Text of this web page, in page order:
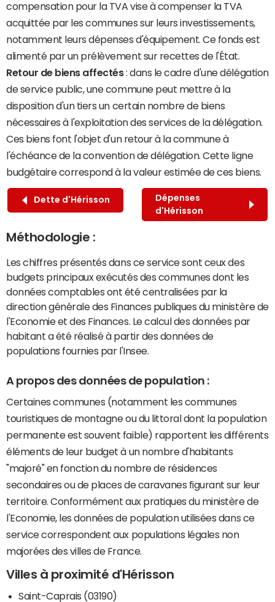
compensation pour la TVA vise à compenser la TVA
acquittée par les communes sur leurs investissements,
notamment leurs dépenses d'équipement. Ce fonds est
alimenté par un prélèvement sur recettes de l'État.
Retour de biens affectés: dans le cadre d'une délégation
de service public, une commune peut mettre à la
disposition d'un tiers un certain nombre de biens
nécessaires à l'exploitation des services de la délégation.
Ces biens font l'objet d'un retour à la commune à
l'échéance de la convention de délégation. Cette ligne
budgétaire correspond à la valeur estimée de ces biens.
Dette d'Hérisson
Dépenses
d'Hérisson
Méthodologie :
Les chiffres présentés dans ce service sont ceux des
budgets principaux exécutés des communes dont les
données comptables ont été centralisées par la
direction générale des Finances publiques du ministère de
l'Economie et des Finances. Le calcul des données par
habitant a été réalisé à partir des données de
populations fournies par l'Insee.
A propos des données de population :
Certaines communes (notamment les communes
touristiques de montagne ou du littoral dont la population
permanente est souvent faible) rapportent les différents
éléments de leur budget à un nombre d'habitants
"majoré" en fonction du nombre de résidences
secondaires ou de places de caravanes figurant sur leur
territoire. Conformément aux pratiques du ministère de
l'Economie, les données de population utilisées dans ce
service correspondent aux populations légales non
majorées des villes de France.
Villes à proximité d'Hérisson
Saint-Caprais (03190)